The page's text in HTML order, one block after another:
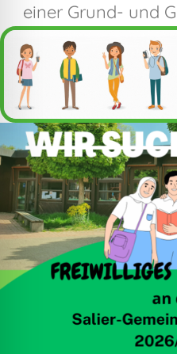
einer Grund- und